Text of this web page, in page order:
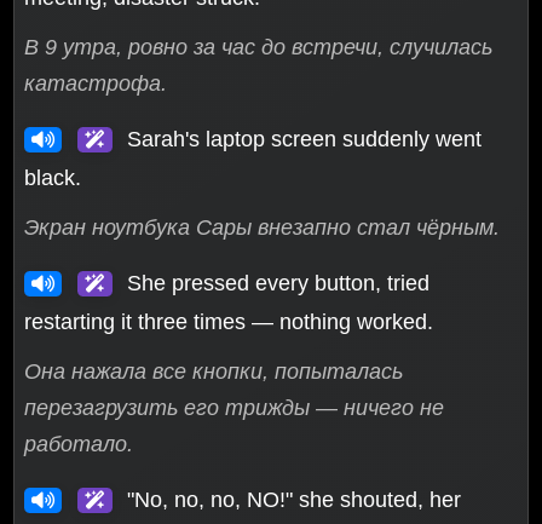
В 9 утра, ровно за час до встречи, случилась
катастрофа.
Sarah's laptop screen suddenly went
black.
Экран ноутбука Сары внезапно стал чёрным.
She pressed every button, tried
restarting it three times — nothing worked.
Она нажала все кнопки, попыталась
перезагрузить его трижды — ничего не
работало.
"No, no, no, NO!" she shouted, her